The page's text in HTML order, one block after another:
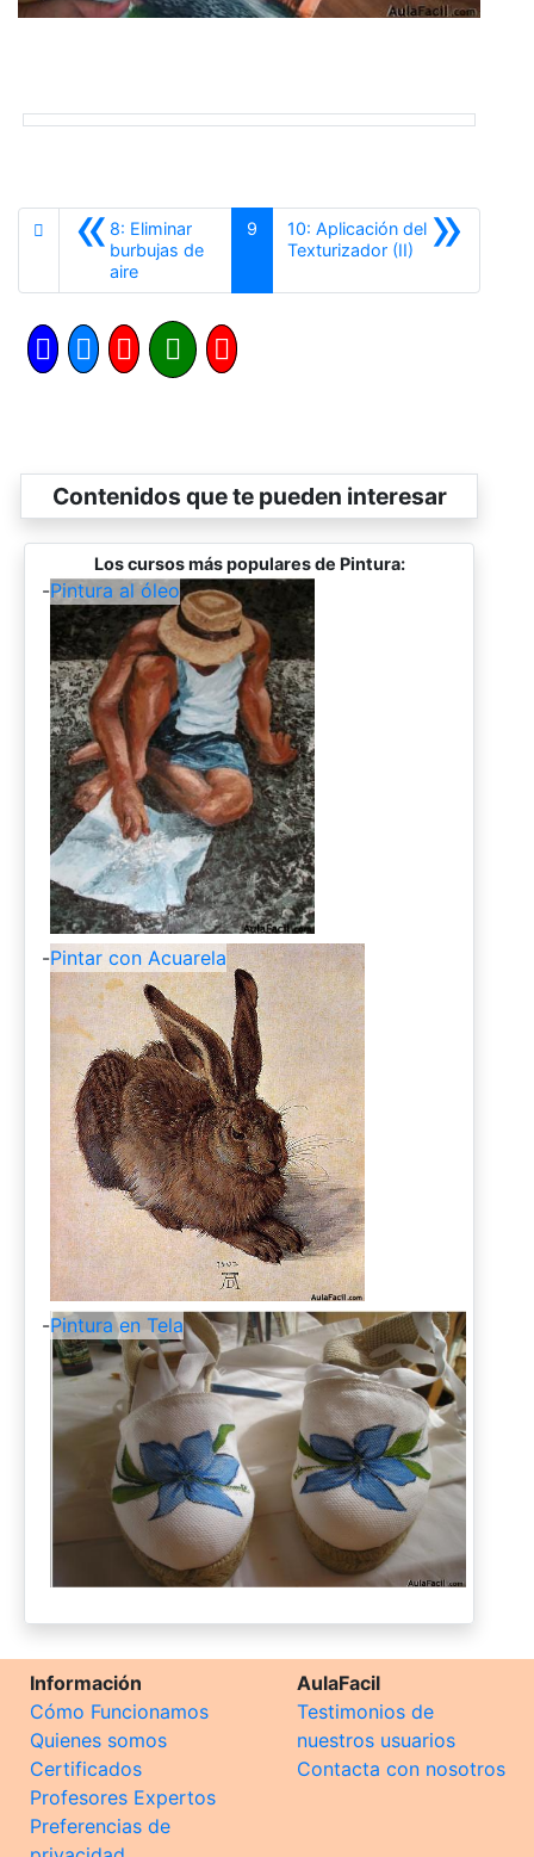
«8: Eliminar
burbujas de
aireAnterior
9 »
10: Aplicación del
Texturizador (II) Siguiente
Contenidos que te pueden interesar
Los cursos más populares de Pintura:
-Pintura al óleo
-Pintar con Acuarela
-Pintura en Tela
Información
Cómo Funcionamos
Quienes somos
Certificados
Profesores Expertos
Preferencias de
AulaFacil
Testimonios de
nuestros usuarios
Contacta con nosotros